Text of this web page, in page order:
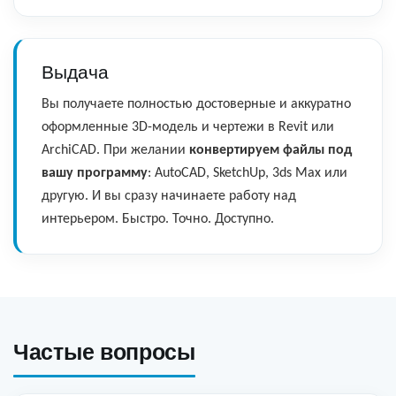
Выдача
Вы получаете полностью достоверные и аккуратно
оформленные 3D-модель и чертежи в Revit или
ArchiCAD. При желании конвертируем файлы под
вашу программу: AutoCAD, SketchUp, 3ds Max или
другую. И вы сразу начинаете работу над
интерьером. Быстро. Точно. Доступно.
Частые вопросы